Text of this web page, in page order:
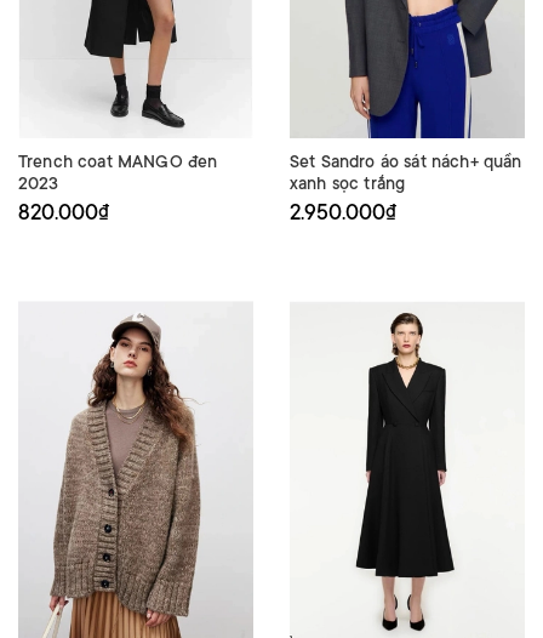
Trench coat MANGO đen
2023
820.000₫
Set Sandro áo sát nách+ quần
xanh sọc trắng
2.950.000₫